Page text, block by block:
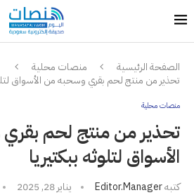
الصفحة الرئيسية
منصات محلية
تحذير من منتج لحم بقري وسحبه من الأسواق
منصات محلية
تحذير من منتج لحم
الأسواق لتلوثه ببكتيريا
كتبهEditor.manager يناير 28, 2025